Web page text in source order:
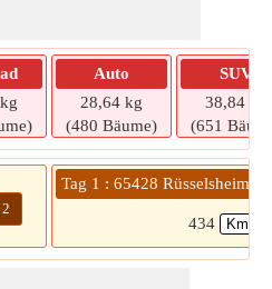
Auto
28,64 kg
(480 Bäume)
SUV
38,84 kg
(651
Tag 1 : 65428 Rüsselsheim
434